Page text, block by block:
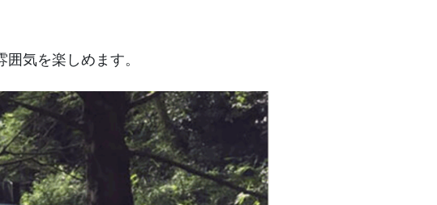
気を楽しめます。